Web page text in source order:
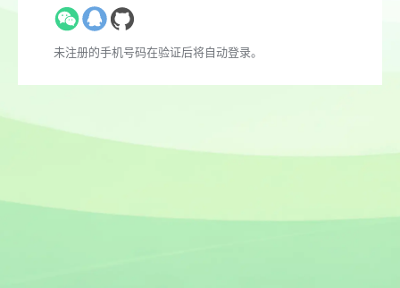
未注册的手机号码在验证后将自动登录。